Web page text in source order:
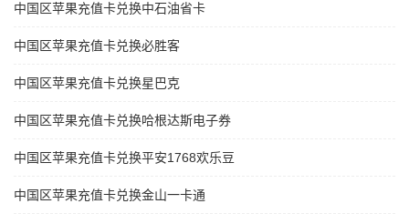
中国区苹果充值卡兑换中石油省卡
中国区苹果充值卡兑换必胜客
中国区苹果充值卡兑换星巴克
中国区苹果充值卡兑换哈根达斯电子券
中国区苹果充值卡兑换平安1768欢乐豆
中国区苹果充值卡兑换金山一卡通